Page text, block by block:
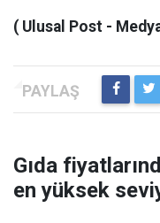
( Ulusal Post -
Gıda
en yüksek